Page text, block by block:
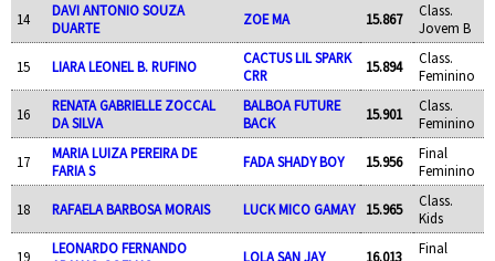
14
DAVI ANTONIO SOUZA
DUARTE
ZOE MA 15.867
Class.
Jovem B
15 LIARA LEONEL B. RUFINO
CACTUS LIL SPARK
CRR
15.894
Class.
Feminino
16
RENATA GABRIELLE ZOCCAL
DA SILVA
BALBOA FUTURE
BACK
15.901
Class.
Feminino
17
MARIA LUIZA PEREIRA DE
FARIA S
FADA SHADY BOY 15.956
Final
Feminino
18 RAFAELA BARBOSA MORAIS LUCK MICO GAMAY 15.965
Class.
Kids
19
LEONARDO FERNANDO
LOLA SAN JAY 16.013
Final